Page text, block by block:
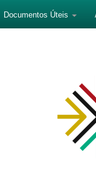
Documentos Úteis